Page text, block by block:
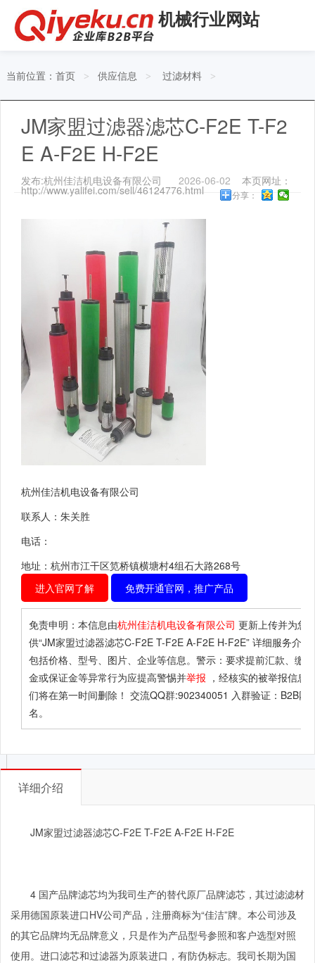
机械行业网站
当前位置： 首页 > 供应信息 > 过滤材料 >
JM家盟过滤器滤芯C-F2E T-F2
E A-F2E H-F2E
发布:杭州佳洁机电设备有限公司 2026-06-02 本页网址：
http://www.yalifei.com/sell/46124776.html 分享：
杭州佳洁机电设备有限公司
联系人：朱关胜
电话：
地址：杭州市江干区笕桥镇横塘村4组石大路268号
进入官网了解
免费开通官网，推广产品
免责申明：本信息由杭州佳洁机电设备有限公司 更新上传并为您
供“JM家盟过滤器滤芯C-F2E T-F2E A-F2E H-F2E” 详细服务介绍
包括价格、型号、图片、企业等信息。警示：要求提前汇款、缴
金或保证金等异常行为应提高警惕并举报 ，经核实的被举报信息
们将在第一时间删除！ 交流QQ群:902340051 入群验证：B2B网
名。
详细介绍
JM家盟过滤器滤芯C-F2E T-F2E A-F2E H-F2E
4 国产品牌滤芯均为我司生产的替代原厂品牌滤芯，其过滤滤材
采用德国原装进口HV公司产品，注册商标为“佳洁”牌。本公司涉及
的其它品牌均无品牌意义，只是作为产品型号参照和客户选型对照
使用。进口滤芯和过滤器为原装进口，有防伪标志。我司长期为国